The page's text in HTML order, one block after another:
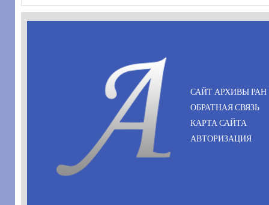
САЙТ АРХИВЫ РАН
ОБРАТНАЯ СВЯЗЬ
КАРТА САЙТА
АВТОРИЗАЦИЯ